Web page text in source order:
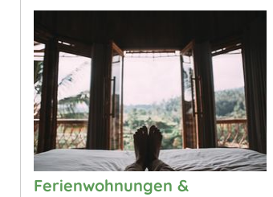
Ferienwohnungen &